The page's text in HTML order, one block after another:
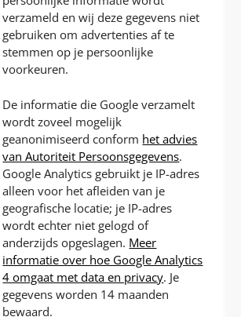
verzameld en wij deze gegevens niet
gebruiken om advertenties af te
stemmen op je persoonlijke
voorkeuren.
De informatie die Google verzamelt
wordt zoveel mogelijk
geanonimiseerd conform het advies
van Autoriteit Persoonsgegevens.
Google Analytics gebruikt je IP-adres
alleen voor het afleiden van je
geografische locatie; je IP-adres
wordt echter niet gelogd of
anderzijds opgeslagen. Meer
informatie over hoe Google Analytics
4 omgaat met data en privacy. Je
gegevens worden 14 maanden
bewaard.